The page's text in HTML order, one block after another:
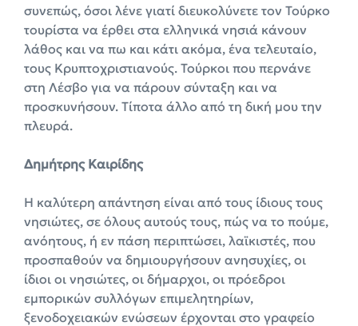
συνεπώς, όσοι λένε γιατί διευκολύνετε τον Τούρκο
τουρίστα να έρθει στα ελληνικά νησιά κάνουν
λάθος και να πω και κάτι ακόμα, ένα τελευταίο,
τους Κρυπτοχριστιανούς. Τούρκοι που περνάνε
στη Λέσβο για να πάρουν σύνταξη και να
προσκυνήσουν. Τίποτα άλλο από τη δική μου την
πλευρά.
Δημήτρης Καιρίδης
Η καλύτερη απάντηση είναι από τους ίδιους τους
νησιώτες, σε όλους αυτούς τους, πώς να το πούμε,
ανόητους, ή εν πάση περιπτώσει, λαϊκιστές, που
προσπαθούν να δημιουργήσουν ανησυχίες, οι
ίδιοι οι νησιώτες, οι δήμαρχοι, οι πρόεδροι
εμπορικών συλλόγων επιμελητηρίων,
ξενοδοχειακών ενώσεων έρχονται στο γραφείο